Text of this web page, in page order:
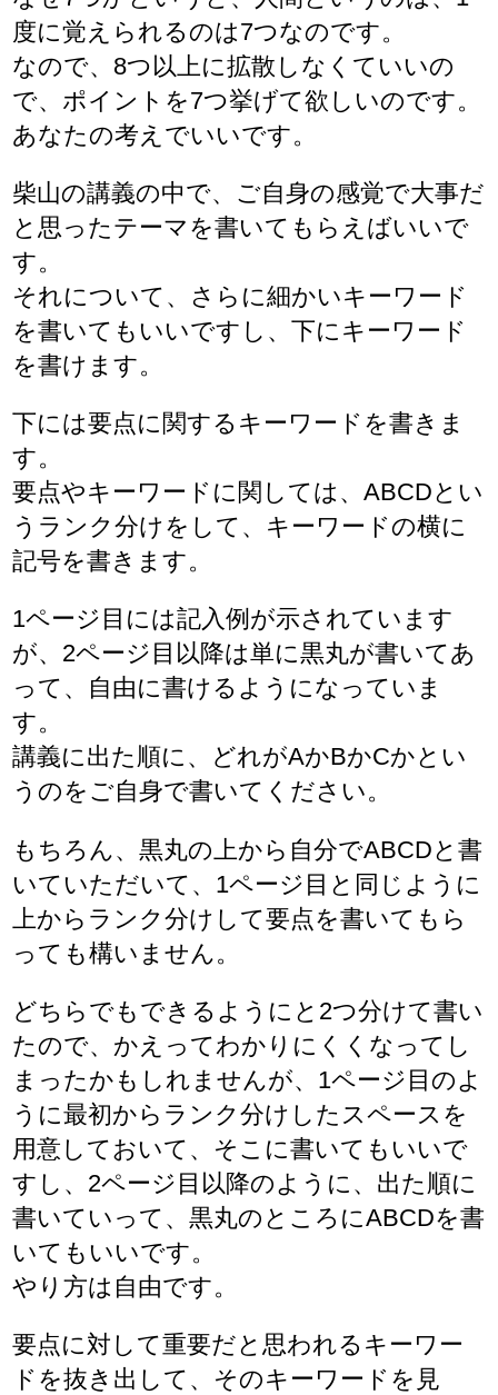
度に覚えられるのは7つなのです。
なので、8つ以上に拡散しなくていいの
で、ポイントを7つ挙げて欲しいのです。
あなたの考えでいいです。
柴山の講義の中で、ご自身の感覚で大事だ
と思ったテーマを書いてもらえばいいで
す。
それについて、さらに細かいキーワード
を書いてもいいですし、下にキーワード
を書けます。
下には要点に関するキーワードを書きま
す。
要点やキーワードに関しては、ABCDとい
うランク分けをして、キーワードの横に
記号を書きます。
1ページ目には記入例が示されています
が、2ページ目以降は単に黒丸が書いてあ
って、自由に書けるようになっていま
す。
講義に出た順に、どれがAかBかCかとい
うのをご自身で書いてください。
もちろん、黒丸の上から自分でABCDと書
いていただいて、1ページ目と同じように
上からランク分けして要点を書いてもら
っても構いません。
どちらでもできるようにと2つ分けて書い
たので、かえってわかりにくくなってし
まったかもしれませんが、1ページ目のよ
うに最初からランク分けしたスペースを
用意しておいて、そこに書いてもいいで
すし、2ページ目以降のように、出た順に
書いていって、黒丸のところにABCDを書
いてもいいです。
やり方は自由です。
要点に対して重要だと思われるキーワー
ドを抜き出して、そのキーワードを見